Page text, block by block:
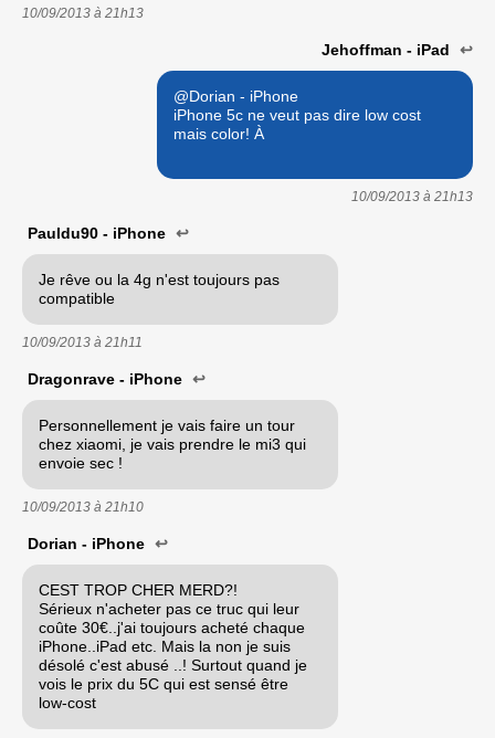
10/09/2013 à 21h13
Jehoffman - iPad ↩
@Dorian - iPhone
iPhone 5c ne veut pas dire low cost
mais color! À
10/09/2013 à 21h13
Pauldu90 - iPhone ↩
Je rêve ou la 4g n'est toujours pas
compatible
10/09/2013 à 21h11
Dragonrave - iPhone ↩
Personnellement je vais faire un tour
chez xiaomi, je vais prendre le mi3 qui
envoie sec !
10/09/2013 à 21h10
Dorian - iPhone ↩
CEST TROP CHER MERD?!
Sérieux n'acheter pas ce truc qui leur
coûte 30€..j'ai toujours acheté chaque
iPhone..iPad etc. Mais la non je suis
désolé c'est abusé ..! Surtout quand je
vois le prix du 5C qui est sensé être
low-cost